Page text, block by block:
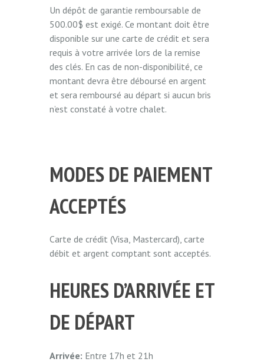
Un dépôt de garantie remboursable de
500.00$ est exigé. Ce montant doit être
disponible sur une carte de crédit et sera
requis à votre arrivée lors de la remise
des clés. En cas de non-disponibilité, ce
montant devra être déboursé en argent
et sera remboursé au départ si aucun bris
n’est constaté à votre chalet.
MODES DE PAIEMENT
ACCEPTÉS
Carte de crédit (Visa, Mastercard), carte
débit et argent comptant sont acceptés.
HEURES D’ARRIVÉE ET
DE DÉPART
Arrivée: Entre 17h et 21h